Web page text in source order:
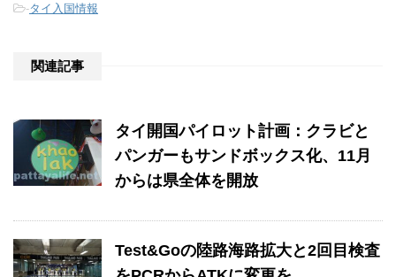
-タイ入国情報
関連記事
タイ開国パイロット計画：クラビと
パンガーもサンドボックス化、11月
からは県全体を開放
Test&Goの陸路海路拡大と2回目検査